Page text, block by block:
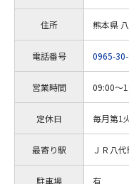
住所 熊本県
電話番号 0965-
営業時間 09:00～
定休日 毎月第1
最寄り駅 ＪＲ八代
駐車場 有